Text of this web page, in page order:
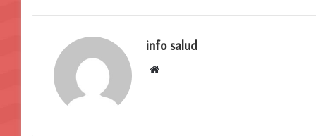
info salud
Sitio